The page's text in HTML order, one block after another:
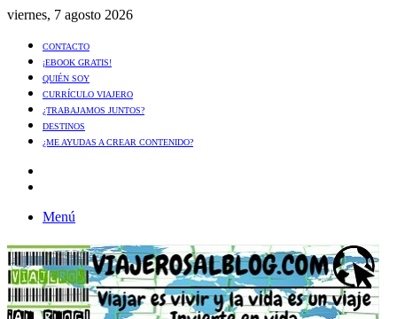
viernes, 7 agosto 2026
CONTACTO
¡EBOOK GRATIS!
QUIÉN SOY
CURRÍCULO VIAJERO
¿TRABAJAMOS JUNTOS?
DESTINOS
¿ME AYUDAS A CREAR CONTENIDO?
Menú